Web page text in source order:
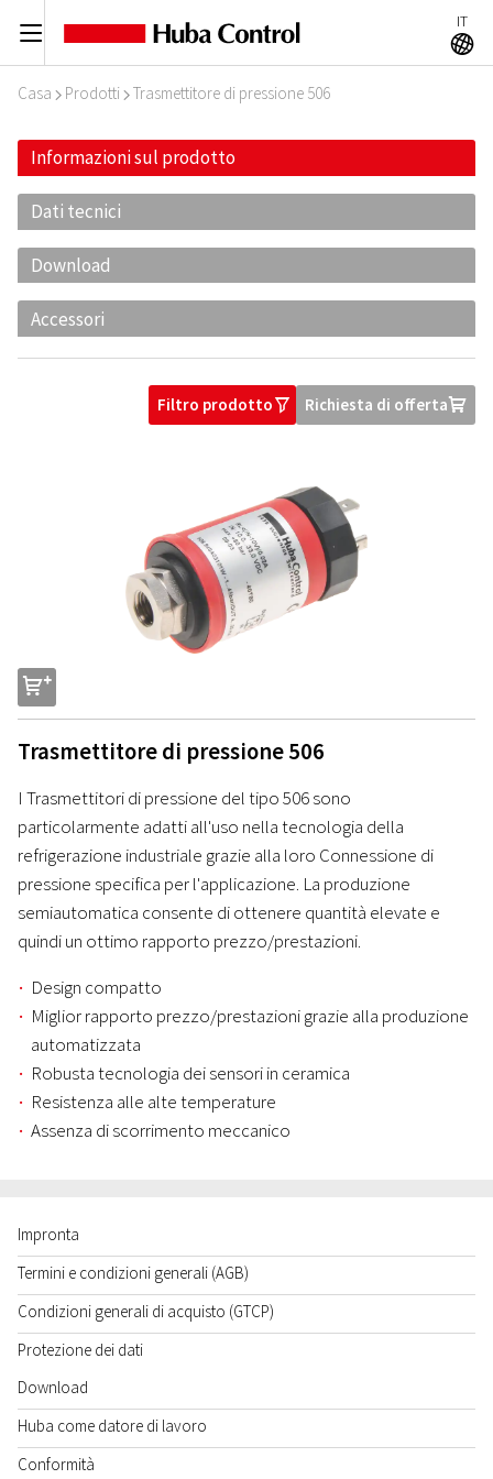
C IT
A
Casa I Prodotti I Trasmettitore di pressione 506
Informazioni sul prodotto
Dati tecnici
Download
Accessori
Filtro prodottoO Richiesta di offertaU
s
Trasmettitore di pressione 506
I Trasmettitori di pressione del tipo 506 sono
particolarmente adatti all'uso nella tecnologia della
refrigerazione industriale grazie alla loro Connessione di
pressione specifica per l'applicazione. La produzione
semiautomatica consente di ottenere quantità elevate e
quindi un ottimo rapporto prezzo/prestazioni.
Design compatto
Miglior rapporto prezzo/prestazioni grazie alla produzione
automatizzata
Robusta tecnologia dei sensori in ceramica
Resistenza alle alte temperature
Assenza di scorrimento meccanico
Impronta
Termini e condizioni generali (AGB)
Condizioni generali di acquisto (GTCP)
Protezione dei dati
Download
Huba come datore di lavoro
Conformità